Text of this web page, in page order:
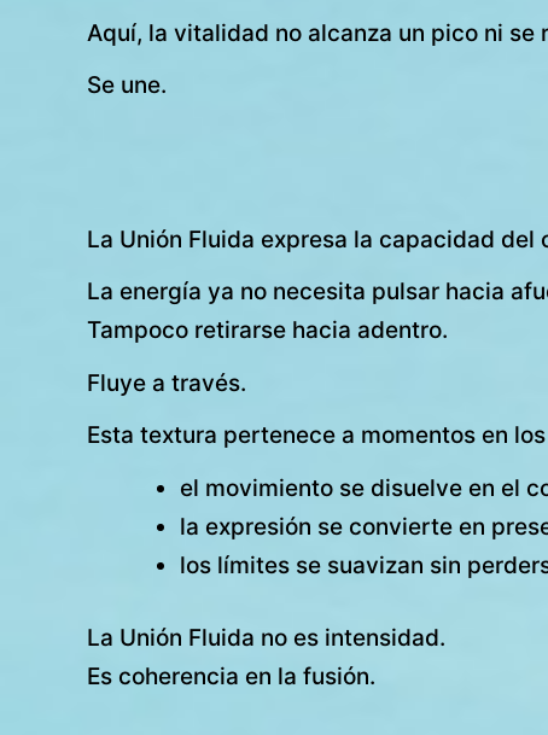
Aquí, la vitalidad no alcanza un pico ni se
Se une.
La Unión Fluida expresa la capacidad
La energía ya no necesita pulsar hacia
Tampoco retirarse hacia adentro.
Fluye a través.
Esta textura pertenece a momentos en
el movimiento se disuelve en el
la expresión se convierte en
los límites se suavizan sin
La Unión Fluida no es intensidad.
Es coherencia en la fusión.